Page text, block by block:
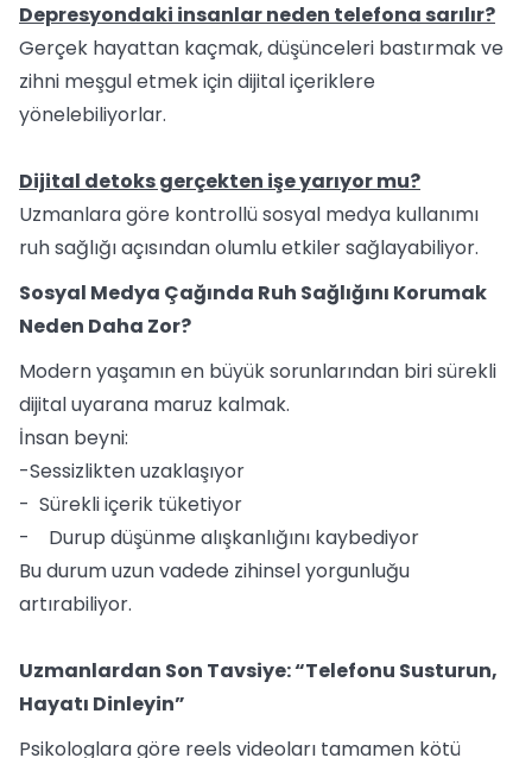
Depresyondaki insanlar neden telefona sarılır?
Gerçek hayattan kaçmak, düşünceleri bastırmak ve
zihni meşgul etmek için dijital içeriklere
yönelebiliyorlar.
Dijital detoks gerçekten işe yarıyor mu?
Uzmanlara göre kontrollü sosyal medya kullanımı
ruh sağlığı açısından olumlu etkiler sağlayabiliyor.
Sosyal Medya Çağında Ruh Sağlığını Korumak
Neden Daha Zor?
Modern yaşamın en büyük sorunlarından biri sürekli
dijital uyarana maruz kalmak.
İnsan beyni:
-Sessizlikten uzaklaşıyor
- Sürekli içerik tüketiyor
- Durup düşünme alışkanlığını kaybediyor
Bu durum uzun vadede zihinsel yorgunluğu
artırabiliyor.
Uzmanlardan Son Tavsiye: “Telefonu Susturun,
Hayatı Dinleyin”
Psikologlara göre reels videoları tamamen kötü